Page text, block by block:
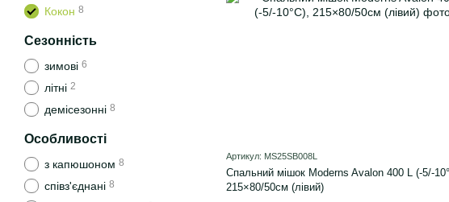
Артикул: MS25SB008L
Спальний мішок Moderns Avalon 400 L (-5/-
215×80/50см (лівий)
Кокон 8
Сезонність
зимові 6
літні 2
демісезонні 8
Особливості
з капюшоном 8
співз'єднані 8